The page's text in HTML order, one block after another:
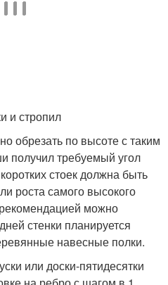
и стропил
обрезать по высоте с таким
получил требуемый угол
стоек должна быть
роста самого высокого
можно
стенки планируется
навесные полки.
или доски-пятидесятки